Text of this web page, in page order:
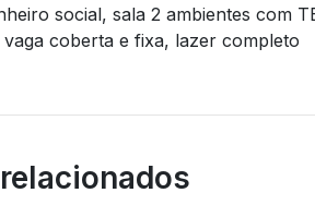
social, sala 2 ambientes com
vaga coberta e fixa, lazer completo